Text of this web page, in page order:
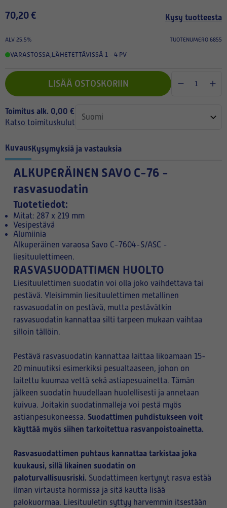
70,20 € Kysy tuotteesta
ALV 25.5% TUOTENUMERO 6855
VARASTOSSA,LÄHETETTÄVISSÄ 1 - 4 PV
LISÄÄ OSTOSKORIIN
Toimitus alk. 0,00 €
Katso toimituskulut
KuvausKysymyksiä ja vastauksia
ALKUPERÄINEN SAVO C-76 -
rasvasuodatin
Tuotetiedot:
Mitat: 287 x 219 mm
Vesipestävä
Alumiinia
Alkuperäinen varaosa Savo C-7604-S/ASC -
liesituulettimeen.
RASVASUODATTIMEN HUOLTO
Liesituulettimen suodatin voi olla joko vaihdettava tai
pestävä. Yleisimmin liesituulettimen metallinen
rasvasuodatin on pestävä, mutta pestävätkin
rasvasuodatin kannattaa silti tarpeen mukaan vaihtaa
silloin tällöin.
Pestävä rasvasuodatin kannattaa laittaa likoamaan 15-
20 minuutiksi esimerkiksi pesualtaaseen, johon on
laitettu kuumaa vettä sekä astiapesuainetta. Tämän
jälkeen suodatin huudellaan huolellisesti ja annetaan
kuivua. Joitakin suodatinmalleja voi pestä myös
astianpesukoneessa. Suodattimen puhdistukseen voit
käyttää myös siihen tarkoitettua rasvanpoistoainetta.
Rasvasuodattimen puhtaus kannattaa tarkistaa joka
kuukausi, sillä likainen suodatin on
paloturvallisuusriski. Suodattimeen kertynyt rasva estää
ilman virtausta hormissa ja sitä kautta lisää
palokuormaa. Liesituuletin syttyy harvemmin itsestään